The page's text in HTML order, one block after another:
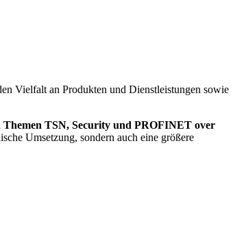
Vielfalt an Produkten und Dienstleistungen sowie
Themen TSN, Security und PROFINET over
Umsetzung, sondern auch eine größere